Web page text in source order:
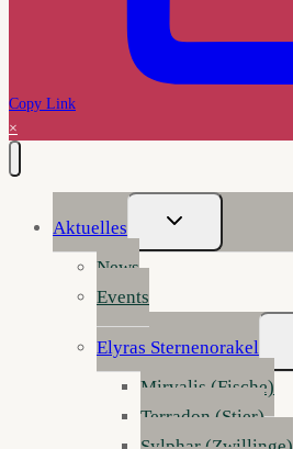
Copy Link
×
Aktuelles
Untermenü
Umschalten
News
Events
Elyras Sternenorakel
Mirvalis (Fische)
Terradon (Stier)